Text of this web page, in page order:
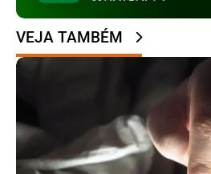
VEJA TAMBÉM